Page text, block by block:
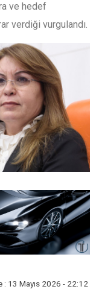
ve hedef
verdiği vurgulandı.
: 13 Mayıs 2026 - 22:12